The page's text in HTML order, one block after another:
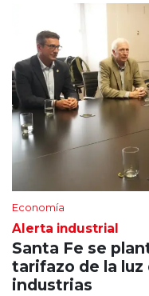
Economía
Alerta industrial
Santa Fe se
tarifazo de la luz
industrias